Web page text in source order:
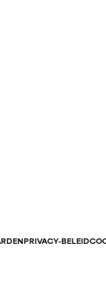
PRIVACY-BELEID